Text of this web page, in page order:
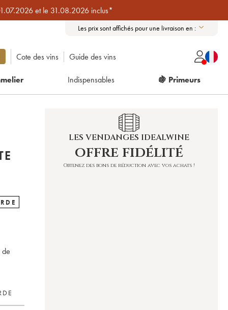
et le 31.08.2026 inclus*
Les prix sont affichés pour une livraison en :
Cote des vins Guide des vins
Indispensables 🍇 Primeurs
LES VENDANGES IDEALWINE
offre fidélité
Obtenez des bons de réduction avec vos achats !